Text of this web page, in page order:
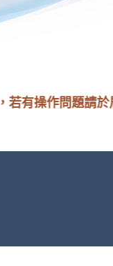
作問題請於周